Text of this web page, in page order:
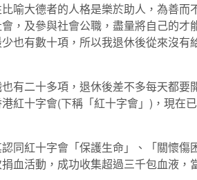
喻大德者的人格是樂於助人，為善而
，及參與社會公職，盡量將自己的才
也有數十項，所以我退休後從來沒有
有二十多項，退休後差不多每天都要
紅十字會(下稱「紅十字會」)，現在
同紅十字會「保護生命」、「關懷傷
血活動，成功收集超過三千包血液，